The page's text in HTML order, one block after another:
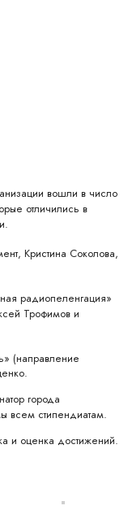
вошли в число
отличились в
Кристина Соколова,
радиопеленгация»
Трофимов и
(направление
города
всем стипендиатам.
и оценка достижений.